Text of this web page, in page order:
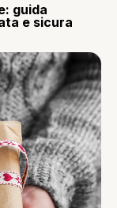
guida
e sicura